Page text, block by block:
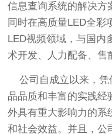
信息查询系统的解决方
同时在高质量LED全彩
LED视频领域，与国内
术开发、人力配备、售
公司自成立以来，凭
品品质和丰富的实践经
外具有重大影响力的系
和社会效益。并且，公